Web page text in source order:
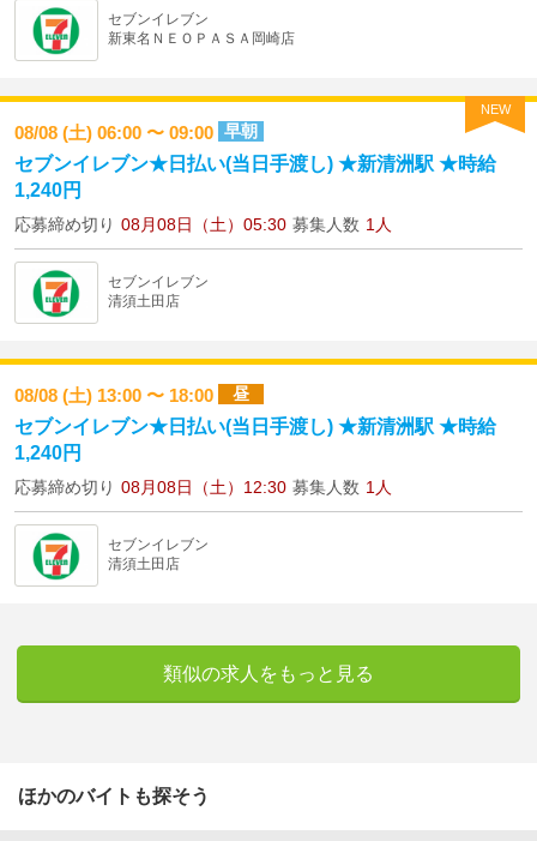
セブンイレブン
新東名ＮＥＯＰＡＳＡ岡崎店
NEW
08/08 (土) 06:00 〜 09:00 早朝
セブンイレブン★日払い(当日手渡し) ★新清洲駅 ★時給
1,240円
応募締め切り 08月08日（土）05:30 募集人数 1人
セブンイレブン
清須土田店
08/08 (土) 13:00 〜 18:00 昼
セブンイレブン★日払い(当日手渡し) ★新清洲駅 ★時給
1,240円
応募締め切り 08月08日（土）12:30 募集人数 1人
セブンイレブン
清須土田店
類似の求人をもっと見る
ほかのバイトも探そう